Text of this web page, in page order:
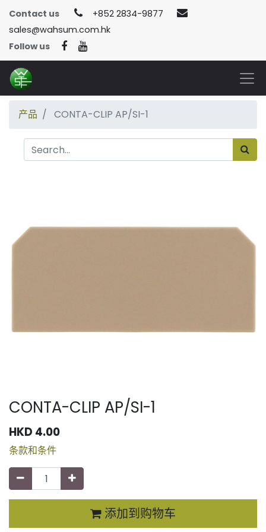
Contact us
+852 2834-9877
sales@wahsum.com.hk
Follow us
产品 CONTA-CLIP AP/SI-1
CONTA-CLIP AP/SI-1
HKD 4.00
条款和条件
添加到购物车